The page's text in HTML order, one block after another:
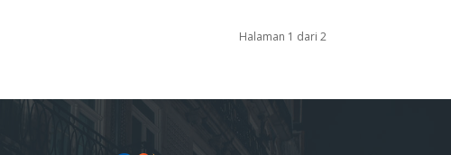
Halaman 1 dari 2